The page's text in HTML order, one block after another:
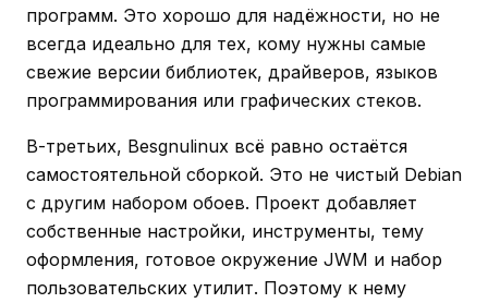
программ. Это хорошо для надёжности, но не
всегда идеально для тех, кому нужны самые
свежие версии библиотек, драйверов, языков
программирования или графических стеков.
В-третьих, Besgnulinux всё равно остаётся
самостоятельной сборкой. Это не чистый Debian
с другим набором обоев. Проект добавляет
собственные настройки, инструменты, тему
оформления, готовое окружение JWM и набор
пользовательских утилит. Поэтому к нему